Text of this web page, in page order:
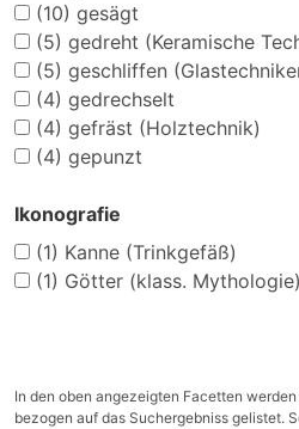
(10) gesägt
(5) gedreht (Keramische
(5) geschliffen
(4) gedrechselt
(4) gefräst (Holztechnik)
(4) gepunzt
Ikonografie
(1) Kanne (Trinkgefäß)
(1) Götter (klass. Mythologie)
In den oben angezeigten Facetten
bezogen auf das Suchergebniss gelistet.